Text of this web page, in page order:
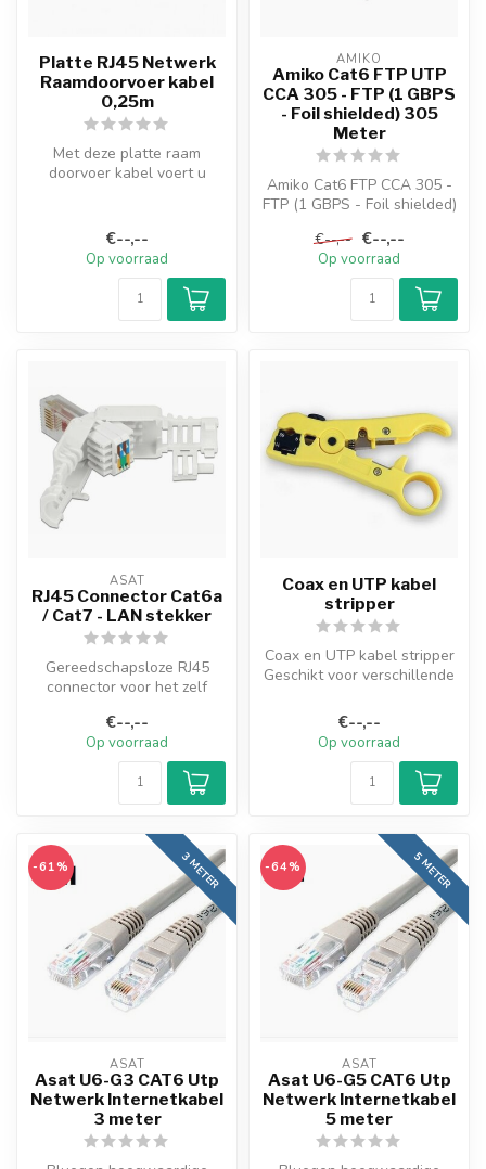
Platte RJ45 Netwerk
Raamdoorvoer kabel
0,25m
Met deze platte raam
doorvoer kabel voert u
€--,--
Op voorraad
AMIKO
Amiko Cat6 FTP UTP
CCA 305 - FTP (1 GBPS
- Foil shielded) 305
Meter
Amiko Cat6 FTP CCA 305 -
FTP (1 GBPS - Foil shielded)
€--,-- €--,--
Op voorraad
ASAT
RJ45 Connector Cat6a
/ Cat7 - LAN stekker
Gereedschapsloze RJ45
connector voor het zelf
aanzetten van een...
€--,--
Op voorraad
Coax en UTP kabel
stripper
Coax en UTP kabel stripper
Geschikt voor verschillende
€--,--
Op voorraad
3 METER
-61%
ASAT
Asat U6-G3 CAT6 Utp
Netwerk Internetkabel
3 meter
5 METER
-64%
ASAT
Asat U6-G5 CAT6 Utp
Netwerk Internetkabel
5 meter